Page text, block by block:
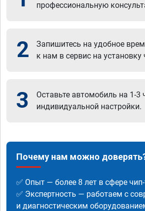
профессиональную
2
Запишитесь на удобное
к нам в сервис на установку
3
Оставьте автомобиль на 1-3
индивидуальной настройки.
Почему нам можно
✅ Опыт — более 8 лет в сфере
✅ Экспертность — работаем с
и диагностическим